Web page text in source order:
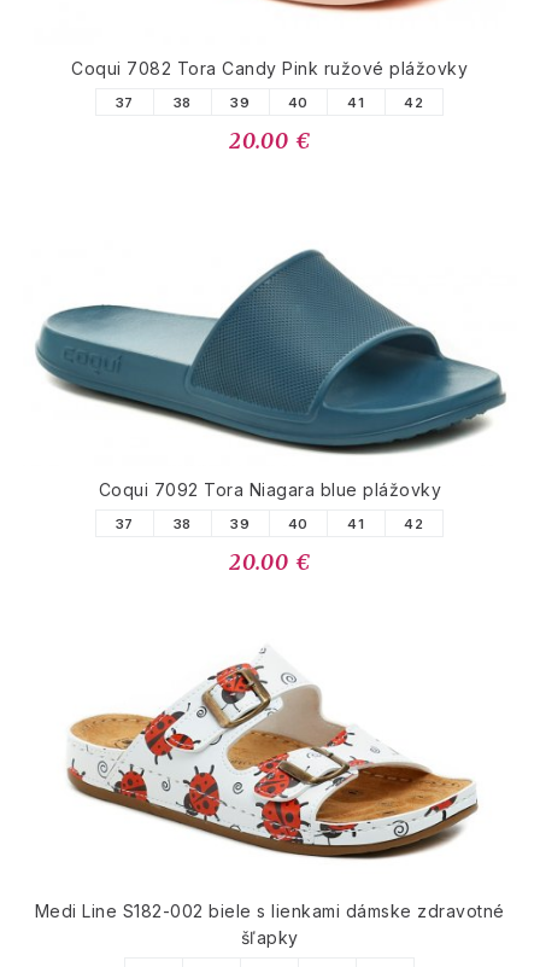
Coqui 7082 Tora Candy Pink ružové plážovky
37 38 39 40 41 42
20.00 €
Coqui 7092 Tora Niagara blue plážovky
37 38 39 40 41 42
20.00 €
Medi Line S182-002 biele s lienkami dámske zdravotné
šľapky